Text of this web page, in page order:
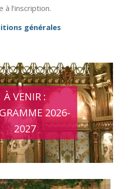
à l’inscription.
générales
À VENIR :
2026-
2027